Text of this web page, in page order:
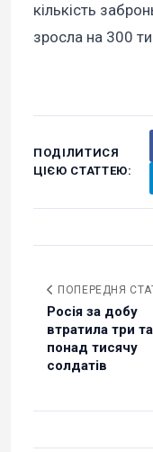
кількість
зросла на 300
ПОДІЛИТИСЯ
ЦІЄЮ СТАТТЕЮ:
ПОПЕРЕДНЯ
Росія за добу
втратила три
понад тисячу
солдатів